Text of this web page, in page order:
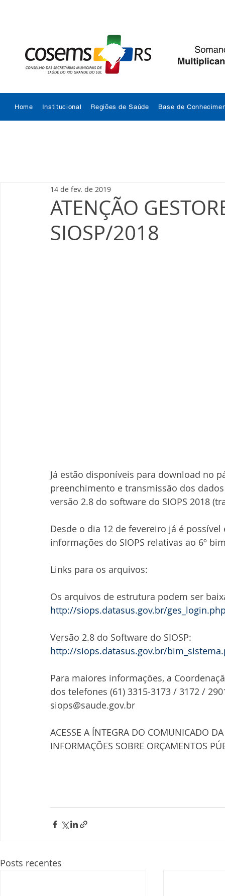
Home Institucional Regiões de Saúde Base de
ATENÇÃO
SIOSP/2018
14 de fev. de 2019
Já estão disponíveis para download no
preenchimento e transmissão dos
versão 2.8 do software do SIOPS 2018
Desde o dia 12 de fevereiro já é
informações do SIOPS relativas ao 6º
Links para os arquivos:
Os arquivos de estrutura podem ser
http://siops.datasus.gov.br/
Versão 2.8 do Software do SIOSP:
http://siops.datasus.gov.br/
Para maiores informações, a
dos telefones (61) 3315-3173 / 3172 /
siops@saude.gov.br
ACESSE A ÍNTEGRA DO COMUNICADO
INFORMAÇÕES SOBRE ORÇAMENTOS
Posts recentes